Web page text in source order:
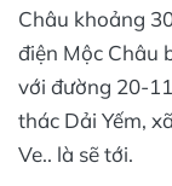
Châu khoảng
điện Mộc Châu
với đường 20-
thác Dải Yếm,
Ve.. là sẽ tới.